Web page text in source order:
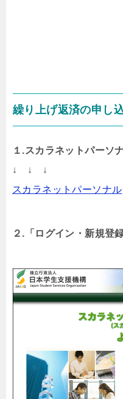
繰り上げ返済の申し
１.スカラネットパーソ
↓ ↓ ↓
スカラネットパーソナル
２.「ログイン・新規登